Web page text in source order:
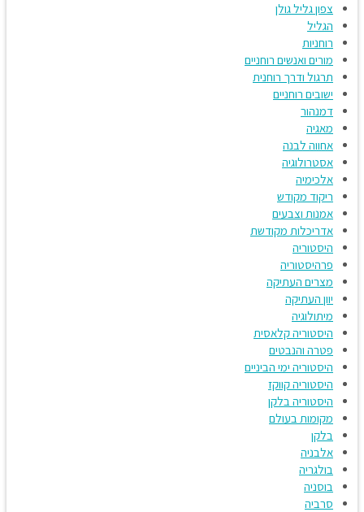
צפון גליל גולן
הגליל
רוחניות
מורים ואנשים רוחניים
תרגול ודרך רוחנית
ישובים רוחניים
דמנהור
מאגיה
אחווה לבנה
אסטרולוגיה
אלכימיה
ריקוד מקודש
אמנות וצבעים
אדריכלות מקודשת
היסטוריה
פרהיסטוריה
מצרים העתיקה
יוון העתיקה
מיתולוגיה
היסטוריה קלאסית
פטרה והנבטים
היסטוריה ימי הביניים
היסטוריה קווקז
היסטוריה בלקן
מקומות בעולם
בלקן
אלבניה
בולגריה
בוסניה
סרביה